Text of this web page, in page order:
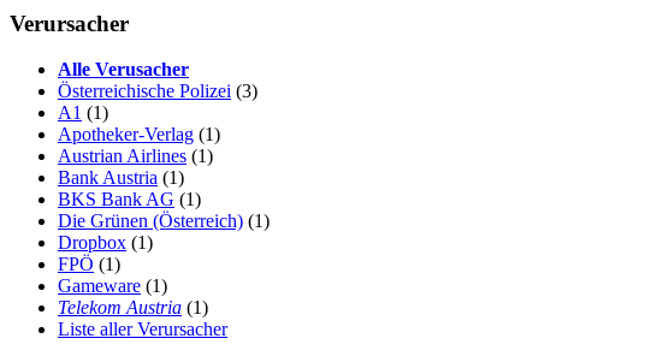
Verursacher
Alle Verusacher
Österreichische Polizei (3)
A1 (1)
Apotheker-Verlag (1)
Austrian Airlines (1)
Bank Austria (1)
BKS Bank AG (1)
Die Grünen (Österreich) (1)
Dropbox (1)
FPÖ (1)
Gameware (1)
Telekom Austria (1)
Liste aller Verursacher